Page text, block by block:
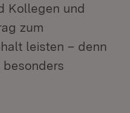
Kollegen und
zum
leisten – denn